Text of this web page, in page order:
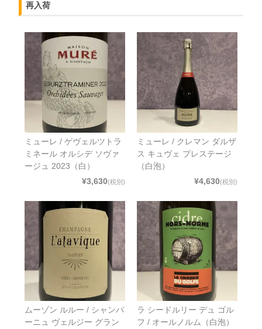
再入荷
ミューレ / ゲヴェルツトラ
ミネール オルシデ ソヴァ
ージュ 2023（白）
¥3,630(税別)
ミューレ / クレマン ダルザ
ス キュヴェ プレステージ
（白泡）
¥4,630(税別)
ムーゾン ルルー / シャンパ
ーニュ ヴェルジー グラン
ラ シードルリー デュ ゴル
フ / オールノルム（白泡）